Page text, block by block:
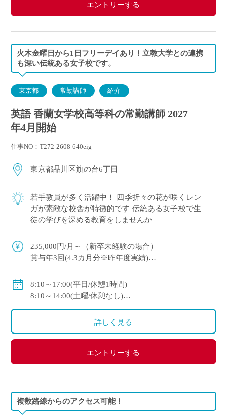
エントリーする
火木金曜日から1日フリーデイあり！立教大学との連携
も深い伝統ある女子校です。
東京都 常勤講師 紹介
英語 香蘭女学校高等科の常勤講師 2027
年4月開始
仕事NO：T272-2608-640eig
東京都品川区旗の台6丁目
若手教員が多く活躍中！ 四季折々の花が咲くレン
ガが素敵な校舎が特徴的です 伝統ある女子校で生
徒の学びを深める教育をしませんか
235,000円/月～（新卒未経験の場合）
賞与年3回(4.3カ月分※昨年度実績)
大学新卒者の場合 年収4,600,000円程度
大学院卒者の場合 年収5,000,000円程度
8:10～17:00(平日/休憩1時間)
8:10～14:00(土曜/休憩なし)
日、祝祭日、および学校の定める休日
詳しく見る
エントリーする
複数路線からのアクセス可能！